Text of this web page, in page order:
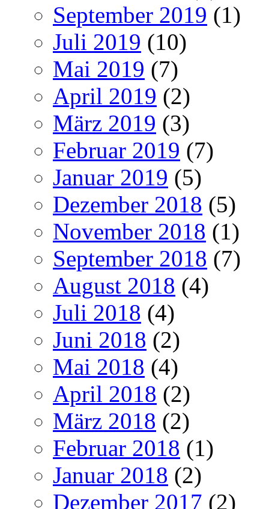
September 2019 (1)
Juli 2019 (10)
Mai 2019 (7)
April 2019 (2)
März 2019 (3)
Februar 2019 (7)
Januar 2019 (5)
Dezember 2018 (5)
November 2018 (1)
September 2018 (7)
August 2018 (4)
Juli 2018 (4)
Juni 2018 (2)
Mai 2018 (4)
April 2018 (2)
März 2018 (2)
Februar 2018 (1)
Januar 2018 (2)
Dezember 2017 (2)